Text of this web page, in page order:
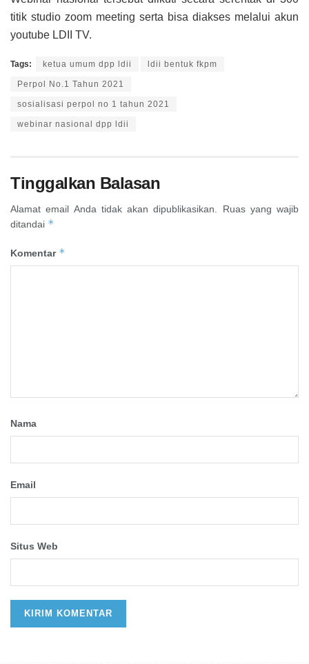
titik studio zoom meeting serta bisa diakses melalui akun
youtube LDII TV.
Tags: ketua umum dpp ldii ldii bentuk fkpm
Perpol No.1 Tahun 2021
sosialisasi perpol no 1 tahun 2021
webinar nasional dpp ldii
Tinggalkan Balasan
Alamat email Anda tidak akan dipublikasikan.
Ruas yang wajib
ditandai *
Komentar *
Nama
Email
Situs Web